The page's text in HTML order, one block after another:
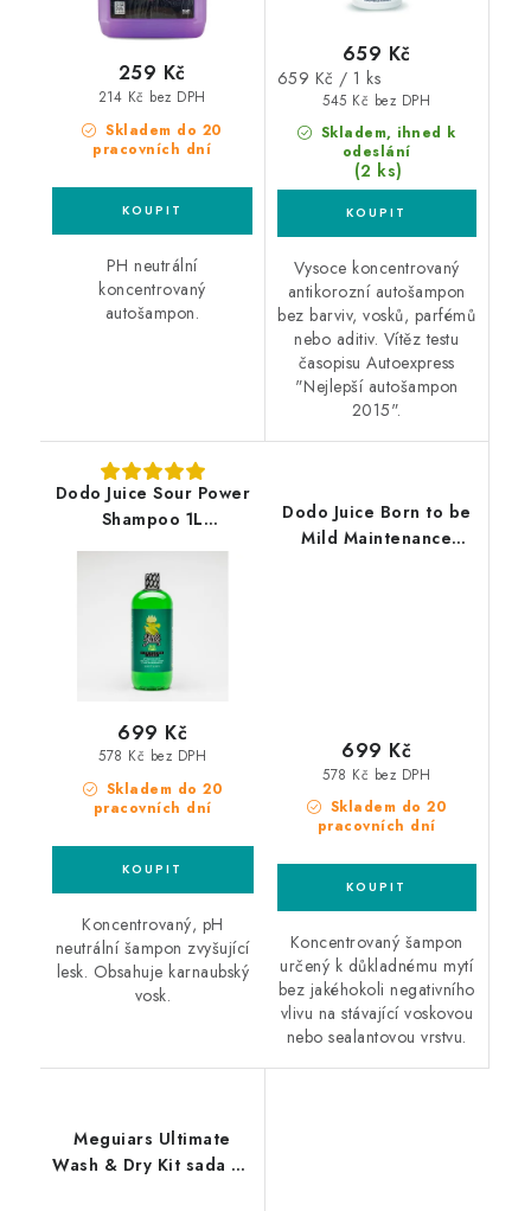
Skladem do 20
pracovních dní
214 Kč bez DPH
259 Kč
PH neutrální
koncentrovaný
autošampon.
Skladem, ihned k
odeslání
(2 ks)
545 Kč bez DPH
659 Kč
Měrná
659 Kč / 1 ks
Vysoce koncentrovaný
antikorozní autošampon
bez barviv, vosků, parfémů
nebo aditiv. Vítěz testu
časopisu Autoexpress
"Nejlepší autošampon
2015".
Dodo Juice Sour Power
Shampoo 1L
Skladem do 20
pracovních dní
578 Kč bez DPH
699 Kč
Koncentrovaný, pH
neutrální šampon zvyšující
lesk. Obsahuje karnaubský
vosk.
Dodo Juice Born to be
Mild Maintenance
Skladem do 20
pracovních dní
578 Kč bez DPH
699 Kč
Koncentrovaný šampon
určený k důkladnému mytí
bez jakéhokoli negativního
vlivu na stávající voskovou
nebo sealantovou vrstvu.
Meguiars Ultimate
Wash & Dry Kit sada na